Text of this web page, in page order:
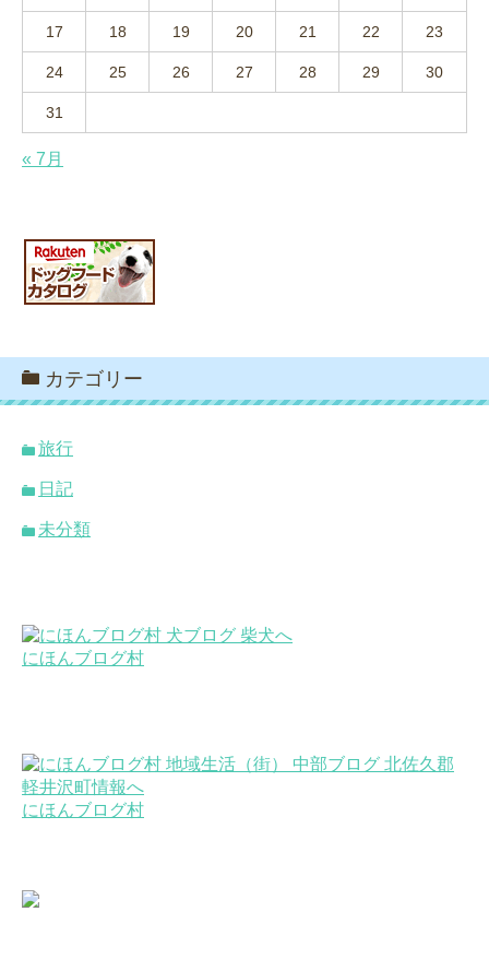
17 18 19 20 21 22 23
24 25 26 27 28 29 30
31
« 7月
カテゴリー
旅行
日記
未分類
にほんブログ村
にほんブログ村